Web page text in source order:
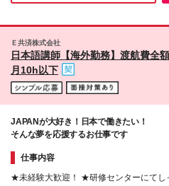
与改定を実施！＞
千葉（船橋市、市
（厚木市、大和市、
Ｅ共済株式会社
日本語講師【海外勤務】渡航費全
月10h以下
JAPANが大好き！日本で働きたい！
そんな夢を応援するお仕事です
仕事内容
★未経験大歓迎！ ★研修センターにてし